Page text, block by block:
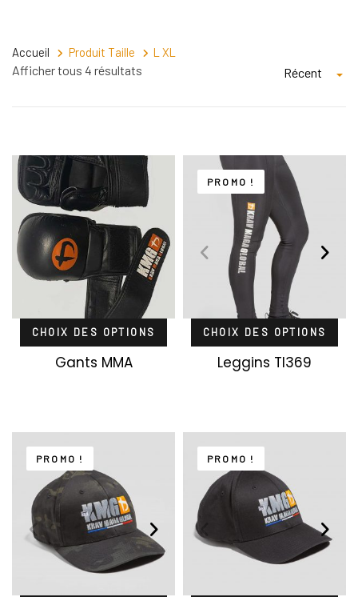
Accueil Produit Taille L XL
Afficher tous 4 résultats Récent
CHOIX DES OPTIONS
Gants MMA
PROMO !
CHOIX DES OPTIONS
Leggins Tl369
PROMO ! PROMO !